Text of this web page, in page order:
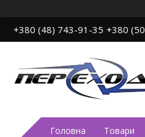
+380 (48) 743-91-35 +380
Головна Товари